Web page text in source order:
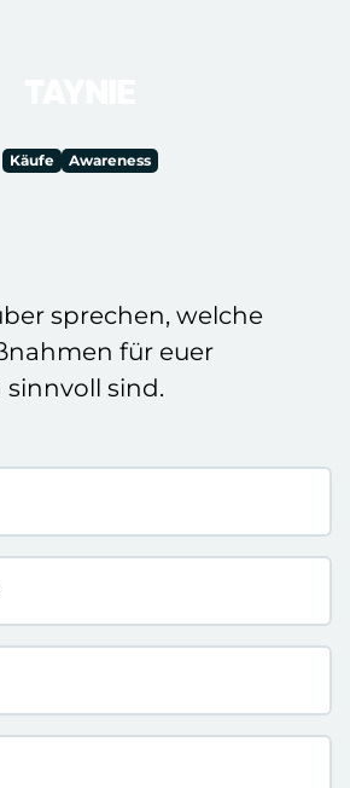
Käufe Awareness
sprechen, welche
für euer
sind.